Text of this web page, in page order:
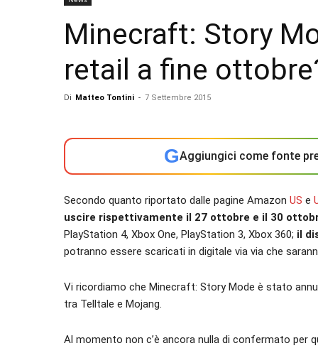
Minecraft: Story
retail a fine
Di Matteo Tontini - 7 Settembre 2015
GAggiungici come fonte
Secondo quanto riportato dalle pagine Amazon US e
uscire rispettivamente il 27 ottobre e il 30
PlayStation 4, Xbox One, PlayStation 3, Xbox 360; il
potranno essere scaricati in digitale via via che
Vi ricordiamo che Minecraft: Story Mode è stato
tra Telltale e Mojang.
Al momento non c’è ancora nulla di confermato per